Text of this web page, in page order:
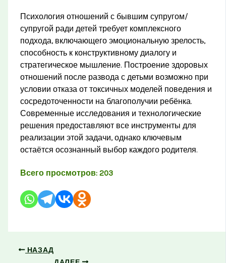
Психология отношений с бывшим супругом/
супругой ради детей требует комплексного
подхода, включающего эмоциональную зрелость,
способность к конструктивному диалогу и
стратегическое мышление. Построение здоровых
отношений после развода с детьми возможно при
условии отказа от токсичных моделей поведения и
сосредоточенности на благополучии ребёнка.
Современные исследования и технологические
решения предоставляют все инструменты для
реализации этой задачи, однако ключевым
остаётся осознанный выбор каждого родителя.
Всего просмотров: 203
НАЗАД